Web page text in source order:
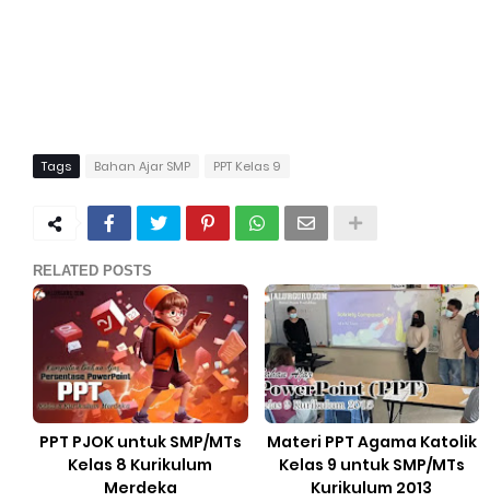
Tags Bahan Ajar SMP PPT Kelas 9
RELATED POSTS
PPT PJOK untuk SMP/MTs
Kelas 8 Kurikulum
Merdeka
Materi PPT Agama Katolik
Kelas 9 untuk SMP/MTs
Kurikulum 2013